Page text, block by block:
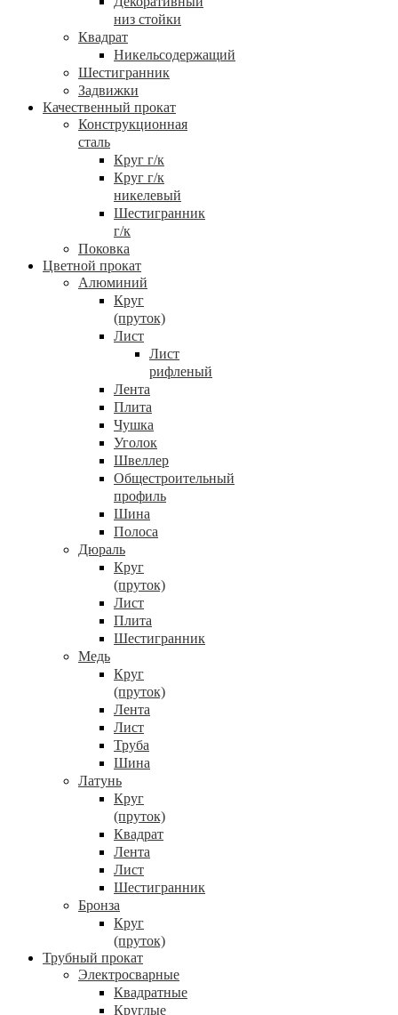
низ стойки
Квадрат
Никельсодержащий
Шестигранник
Задвижки
Качественный прокат
Конструкционная
сталь
Круг г/к
Круг г/к
никелевый
Шестигранник
г/к
Поковка
Цветной прокат
Алюминий
Круг
(пруток)
Лист
Лист
рифленый
Лента
Плита
Чушка
Уголок
Швеллер
Общестроительный
профиль
Шина
Полоса
Дюраль
Круг
(пруток)
Лист
Плита
Шестигранник
Медь
Круг
(пруток)
Лента
Лист
Труба
Шина
Латунь
Круг
(пруток)
Квадрат
Лента
Лист
Шестигранник
Бронза
Круг
(пруток)
Трубный прокат
Электросварные
Квадратные
Круглые